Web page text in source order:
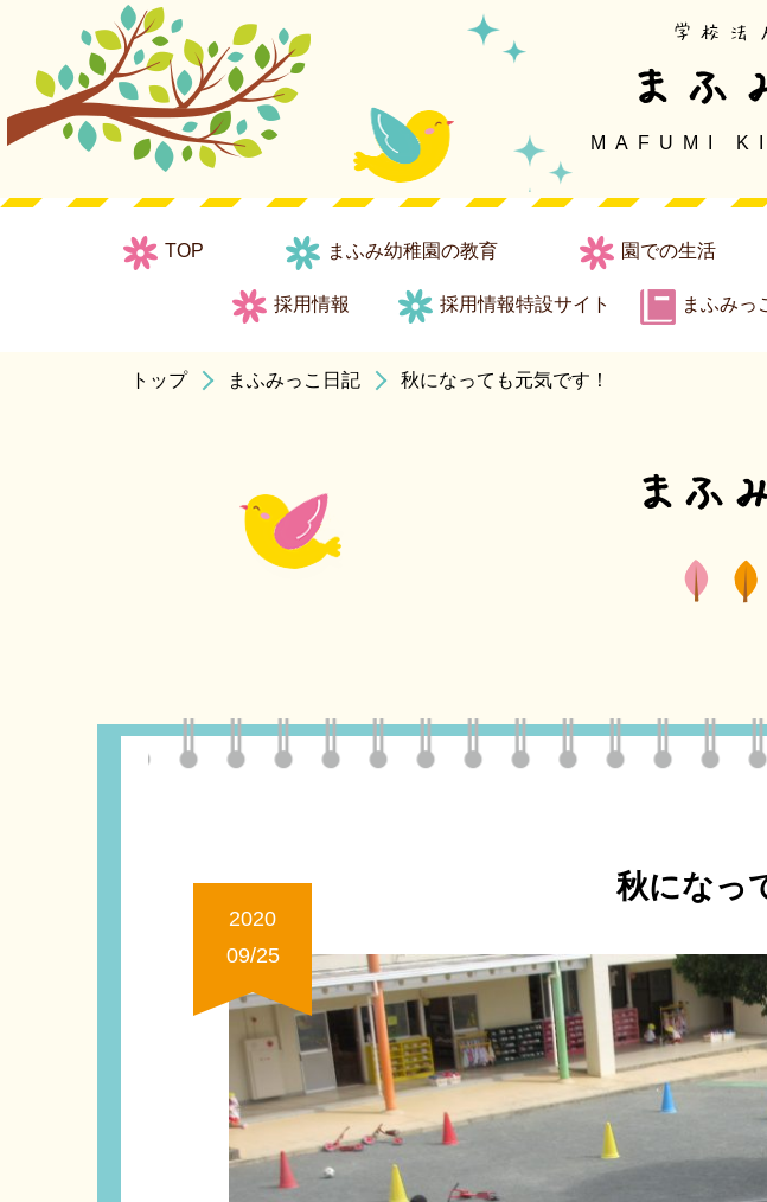
学校法
まふ
MAFUMI
TOP まふみ幼稚園の教育 園での生活
採用情報 採用情報特設サイト まふみっ
トップ まふみっこ日記 秋になっても元気です！
まふ
秋になっ
2020
09/25